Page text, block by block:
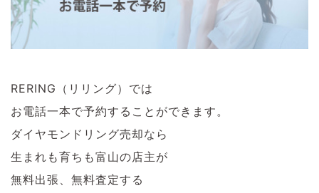
RERING（リリング）では
お電話一本で予約することができます。
ダイヤモンドリング売却なら
生まれも育ちも富山の店主が
無料出張、無料査定する